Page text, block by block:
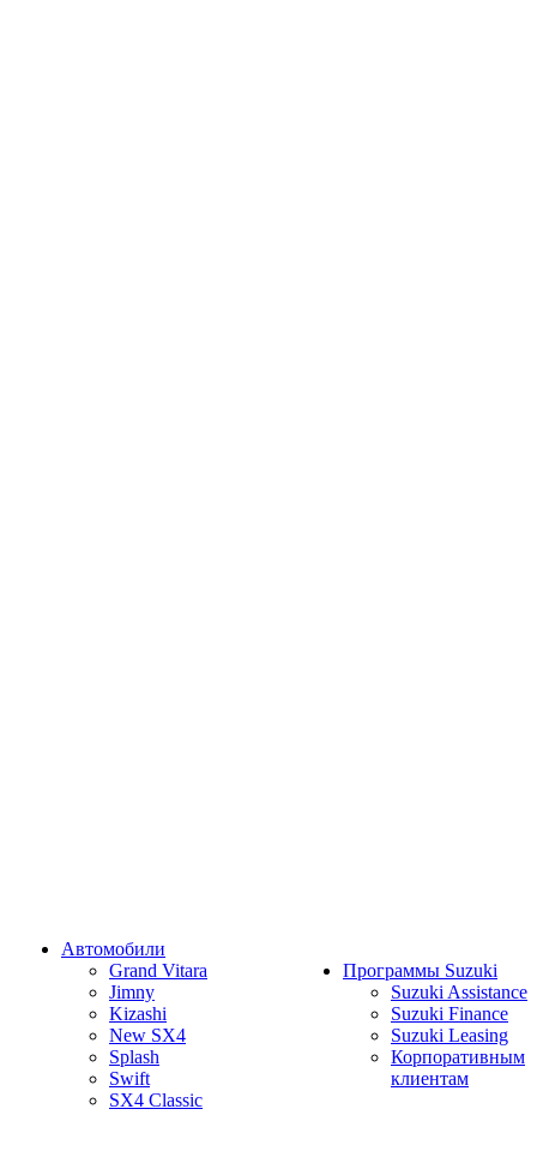
Автомобили
Grand Vitara
Jimny
Kizashi
New SX4
Splash
Swift
SX4 Classic
Программы Suzuki
Suzuki Assistance
Suzuki Finance
Suzuki Leasing
Корпоративным
клиентам